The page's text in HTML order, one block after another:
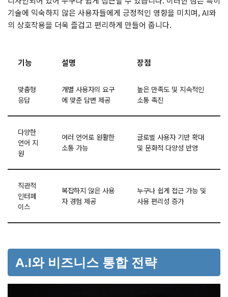
기술에 익숙하지 않은 사용자들에게 긍정적인 영향을 미치며, AI와
의 상호작용을 더욱 즐겁고 편리하게 만들어 줍니다.
기능 설명 장점
맞춤형
응답
개별 사용자의 요구
에 맞춘 답변 제공
높은 만족도 및 지속적인
소통 촉진
다양한
언어 지
원
여러 언어로 원활한
소통 가능
글로벌 사용자 기반 확대
및 문화적 다양성 반영
직관적
인터페
이스
복잡하지 않은 사용
자 경험 제공
누구나 쉽게 접근 가능 및
사용 편리성 증가
A.I와 비즈니스 통합 전략